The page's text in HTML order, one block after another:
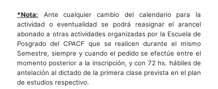
*Nota:
Ante cualquier cambio del calendario para la
actividad o eventualidad se podrá reasignar el arancel
abonado a otras actividades organizadas por la Escuela de
Posgrado del CPACF que se realicen durante el mismo
Semestre, siempre y cuando el pedido se efectúe entre el
momento posterior a la inscripción, y con 72 hs. hábiles de
antelación al dictado de la primera clase prevista en el plan
de estudios respectivo.